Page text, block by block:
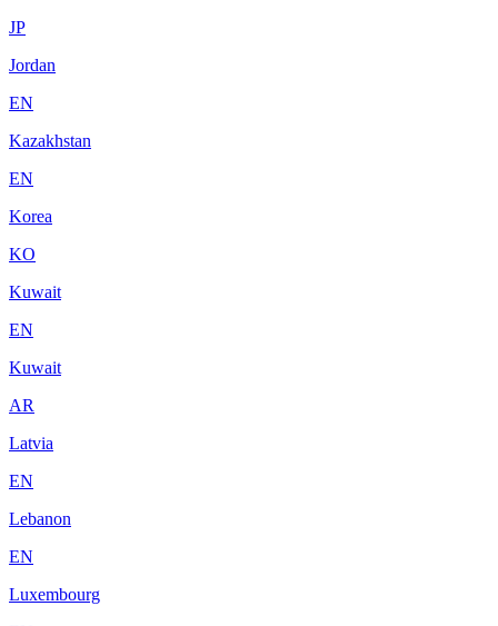
JP
Jordan
EN
Kazakhstan
EN
Korea
KO
Kuwait
EN
Kuwait
AR
Latvia
EN
Lebanon
EN
Luxembourg